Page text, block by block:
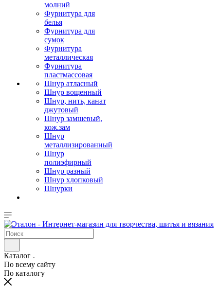
молний
Фурнитура для
белья
Фурнитура для
сумок
Фурнитура
металлическая
Фурнитура
пластмассовая
Шнур атласный
Шнур вощенный
Шнур, нить, канат
джутовый
Шнур замшевый,
кож.зам
Шнур
металлизированный
Шнур
полиэфирный
Шнур разный
Шнур хлопковый
Шнурки
Каталог
По всему сайту
По каталогу